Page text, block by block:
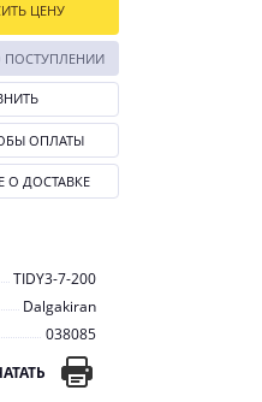
TIDY3-7-200
Dalgakiran
038085
ЦЕНУ
ОПЛАТЫ
О ДОСТАВКЕ